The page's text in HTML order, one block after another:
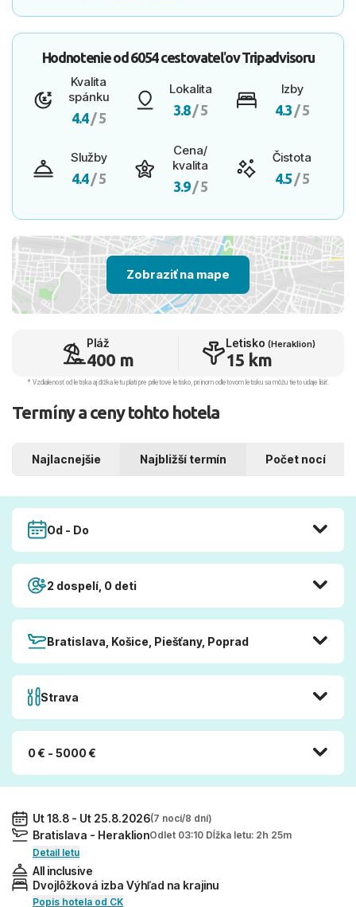
Hodnotenie od6054 cestovateľovTripadvisoru
Kvalita
spánku
4.4/ 5
Lokalita
3.8/ 5
Izby
4.3 / 5
Služby
4.4/ 5
Cena/
kvalita
3.9/ 5
Čistota
4.5 / 5
Zobraziť na mape
Pláž
400 m
Letisko (Heraklion)
15 km
* Vzdialenosť od letiska aj dľžka letu platí pre príletové letisko, pri inom odletovom letisku sa môžu tieto údaje líšiť.
Termíny a ceny tohto hotela
Najlacnejšie Najbližší termín Počet nocí
Od - Do
2 dospelí, 0 deti
Bratislava, Košice, Piešťany, Poprad
Strava
0 € - 5000 €
Ut 18.8 - Ut 25.8.2026(7 nocí/8 dní)
Bratislava - HeraklionOdlet 03:10 Dĺžka letu: 2h 25m
Detail letu
All inclusive
Dvojlôžková izba Výhľad na krajinu
Popis hotela od CK